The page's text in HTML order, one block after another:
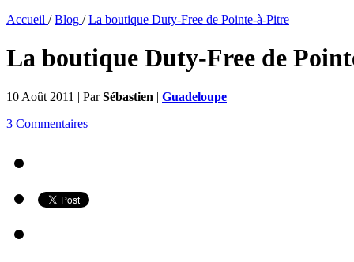
Accueil / Blog / La boutique Duty-Free de Pointe-à-Pitre
La boutique Duty-Free de
10 Août 2011 | ParSébastien | Guadeloupe
3 Commentaires